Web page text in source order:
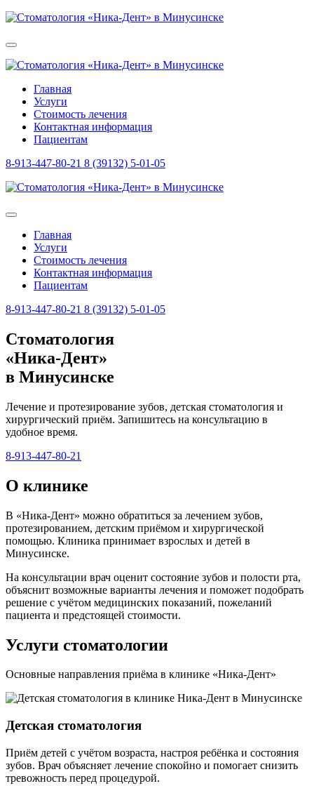
Главная
Услуги
Стоимость лечения
Контактная информация
Пациентам
8-913-447-80-21 8 (39132) 5-01-05
Главная
Услуги
Стоимость лечения
Контактная информация
Пациентам
8-913-447-80-21 8 (39132) 5-01-05
Стоматология
«Ника-Дент»
в Минусинске
Лечение и протезирование зубов, детская стоматология и
хирургический приём. Запишитесь на консультацию в
удобное время.
8-913-447-80-21
О клинике
В «Ника-Дент» можно обратиться за лечением зубов,
протезированием, детским приёмом и хирургической
помощью. Клиника принимает взрослых и детей в
Минусинске.
На консультации врач оценит состояние зубов и полости рта,
объяснит возможные варианты лечения и поможет подобрать
решение с учётом медицинских показаний, пожеланий
пациента и предстоящей стоимости.
Услуги стоматологии
Основные направления приёма в клинике «Ника-Дент»
Детская стоматология
Приём детей с учётом возраста, настроя ребёнка и состояния
зубов. Врач объясняет лечение спокойно и помогает снизить
тревожность перед процедурой.